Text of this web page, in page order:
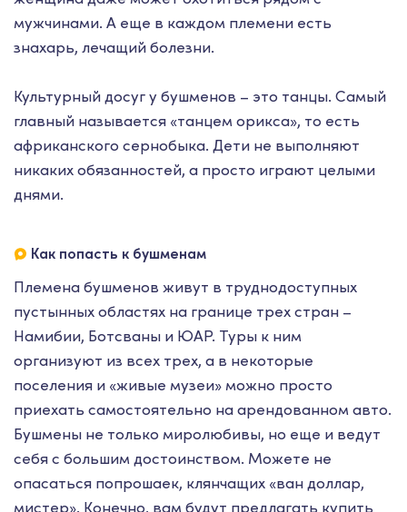
мужчинами. А еще в каждом племени есть
знахарь, лечащий болезни.
Культурный досуг у бушменов – это танцы. Самый
главный называется «танцем орикса», то есть
африканского сернобыка. Дети не выполняют
никаких обязанностей, а просто играют целыми
днями.
Как попасть к бушменам
Племена бушменов живут в труднодоступных
пустынных областях на границе трех стран –
Намибии, Ботсваны и ЮАР. Туры к ним
организуют из всех трех, а в некоторые
поселения и «живые музеи» можно просто
приехать самостоятельно на арендованном авто.
Бушмены не только миролюбивы, но еще и ведут
себя с большим достоинством. Можете не
опасаться попрошаек, клянчащих «ван доллар,
мистер». Конечно, вам будут предлагать купить